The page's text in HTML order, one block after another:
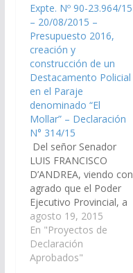
Policía de la Provincia,
arbitren las medidas
necesarias a los fines
que se incorpore en el
Plan de Obras Públicas
del Presupuesto…
Expte. Nº 90-23.964/15
– 20/08/2015 –
Presupuesto 2016,
creación y
construcción de un
Destacamento Policial
en el Paraje
denominado “El
Mollar” – Declaración
N° 314/15
Del señor Senador
LUIS FRANCISCO
D’ANDREA, viendo con
agrado que el Poder
Ejecutivo Provincial, a
través del Ministerio de
Seguridad y del
Ministerio de
Economía.
agosto 19, 2015
En "Proyectos de
Declaración
Aprobados"